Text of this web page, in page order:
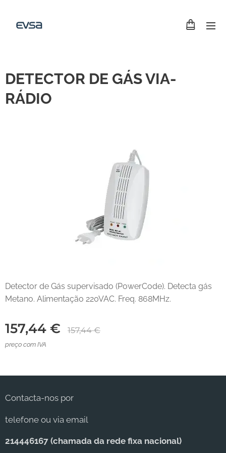
DETECTOR DE GÁS VIA-
RÁDIO
Detector de Gás supervisado (PowerCode). Detecta gás
Metano. Alimentação 220VAC. Freq. 868MHz.
157,44 € 157,44€
preço com IVA
Contacta-nos por
telefone ou via email
214446167 (chamada da rede fixa nacional)